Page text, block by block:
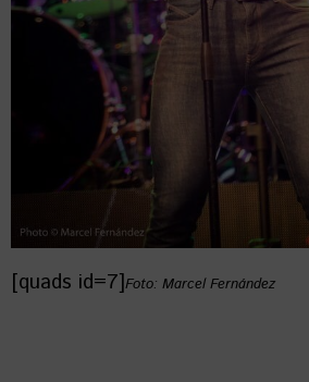
[quads id=7]Foto: Marcel Fernández